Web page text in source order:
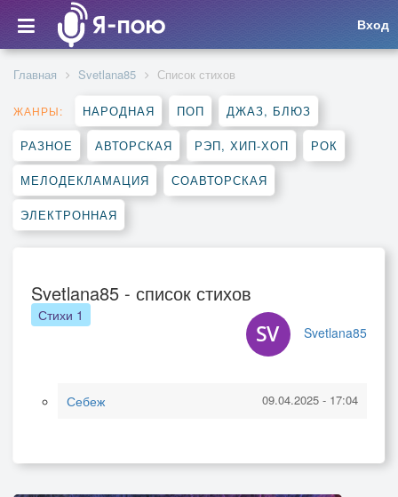
Вход
Главная Svetlana85 Список стихов
ЖАНРЫ: НАРОДНАЯ ПОП ДЖАЗ, БЛЮЗ
РАЗНОЕ АВТОРСКАЯ РЭП, ХИП-ХОП РОК
МЕЛОДЕКЛАМАЦИЯ СОАВТОРСКАЯ
ЭЛЕКТРОННАЯ
Svetlana85 - список стихов
Svetlana85
Стихи 1
Себеж 09.04.2025 - 17:04